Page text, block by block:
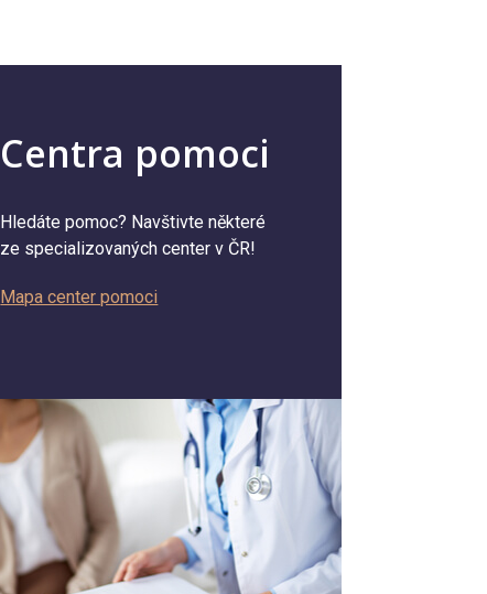
Centra pomoci
Hledáte pomoc? Navštivte některé
ze specializovaných center v ČR!
Mapa center pomoci